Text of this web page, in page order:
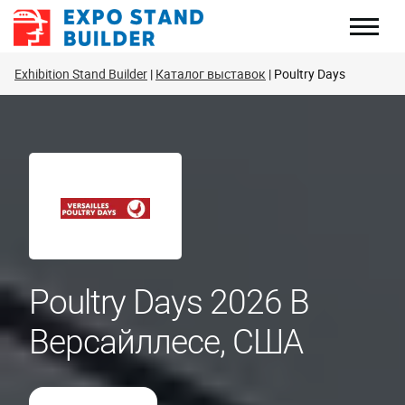
Перейти
Exhibition Stand Builder Каталог выставок Poultry Days
Poultry Days 2026 В
Версайллесе, США